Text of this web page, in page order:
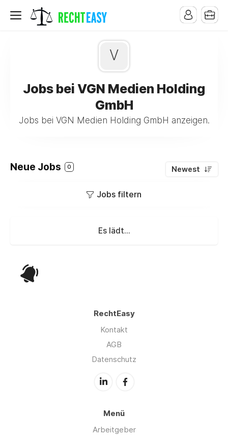
V
Jobs bei VGN Medien Holding
GmbH
Jobs bei VGN Medien Holding GmbH anzeigen.
Neue Jobs 0 Newest
Jobs filtern
Es lädt...
RechtEasy
Kontakt
AGB
Datenschutz
Menü
Arbeitgeber